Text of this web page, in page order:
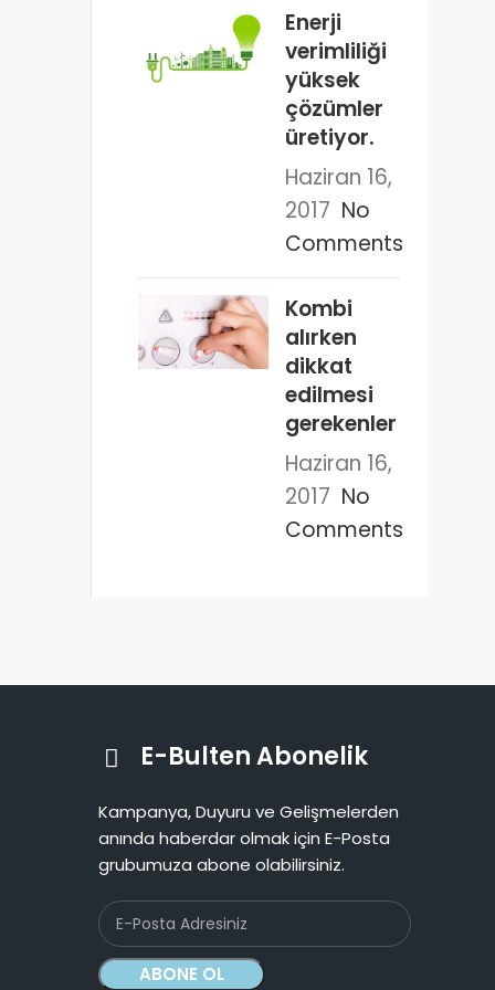
Enerji
verimliliği
yüksek
çözümler
üretiyor.
Haziran 16,
2017 No
Comments
Kombi
alırken
dikkat
edilmesi
gerekenler
Haziran 16,
2017 No
Comments
E-Bulten Abonelik
Kampanya, Duyuru ve Gelişmelerden
anında haberdar olmak için E-Posta
grubumuza abone olabilirsiniz.